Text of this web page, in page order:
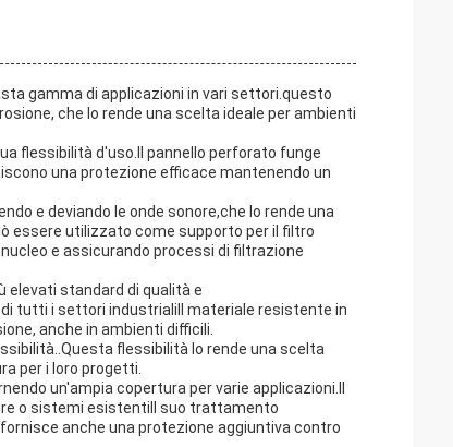
gamma di applicazioni in vari settori.questo
che lo rende una scelta ideale per ambienti
flessibilità d'uso.Il pannello perforato funge
una protezione efficace mantenendo un
e deviando le onde sonore,che lo rende una
essere utilizzato come supporto per il filtro
e assicurando processi di filtrazione
elevati standard di qualità e
tutti i settori industrialiIl materiale resistente in
anche in ambienti difficili.
flessibilità lo rende una scelta
per i loro progetti.
un'ampia copertura per varie applicazioni.Il
o sistemi esistentiIl suo trattamento
anche una protezione aggiuntiva contro